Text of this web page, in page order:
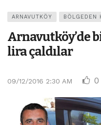
ARNAVUTKÖY BÖLGEDEN
Arnavutköy’de
lira çaldılar
09/12/2016 2:30 AM 0